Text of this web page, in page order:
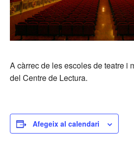
A càrrec de les escoles de teatre i
del Centre de Lectura.
Afegeix al calendari